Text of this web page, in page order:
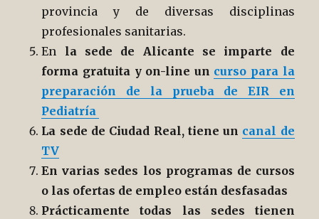
provincia y de diversas disciplinas
profesionales sanitarias.
En la sede de Alicante se imparte de
forma gratuita y on-line un curso para la
preparación de la prueba de EIR en
Pediatría
La sede de Ciudad Real, tiene un canal de
TV
En varias sedes los programas de cursos
o las ofertas de empleo están desfasadas
Prácticamente todas las sedes tienen